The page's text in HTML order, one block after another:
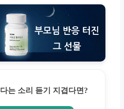
는 소리 듣기 지겹다면?